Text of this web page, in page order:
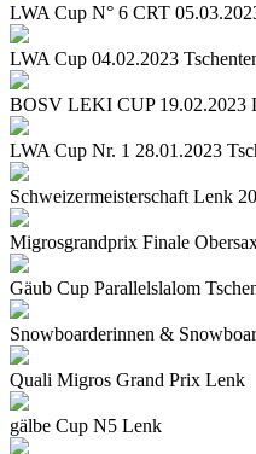
LWA Cup N° 6 CRT
LWA Cup 04.02.2023
BOSV LEKI CUP 19.02.2023
LWA Cup Nr. 1 28.01.2023
Schweizermeisterschaft Lenk
Migrosgrandprix Finale
Gäub Cup Parallelslalom
Snowboarderinnen &
Quali Migros Grand Prix Lenk
gälbe Cup N5 Lenk